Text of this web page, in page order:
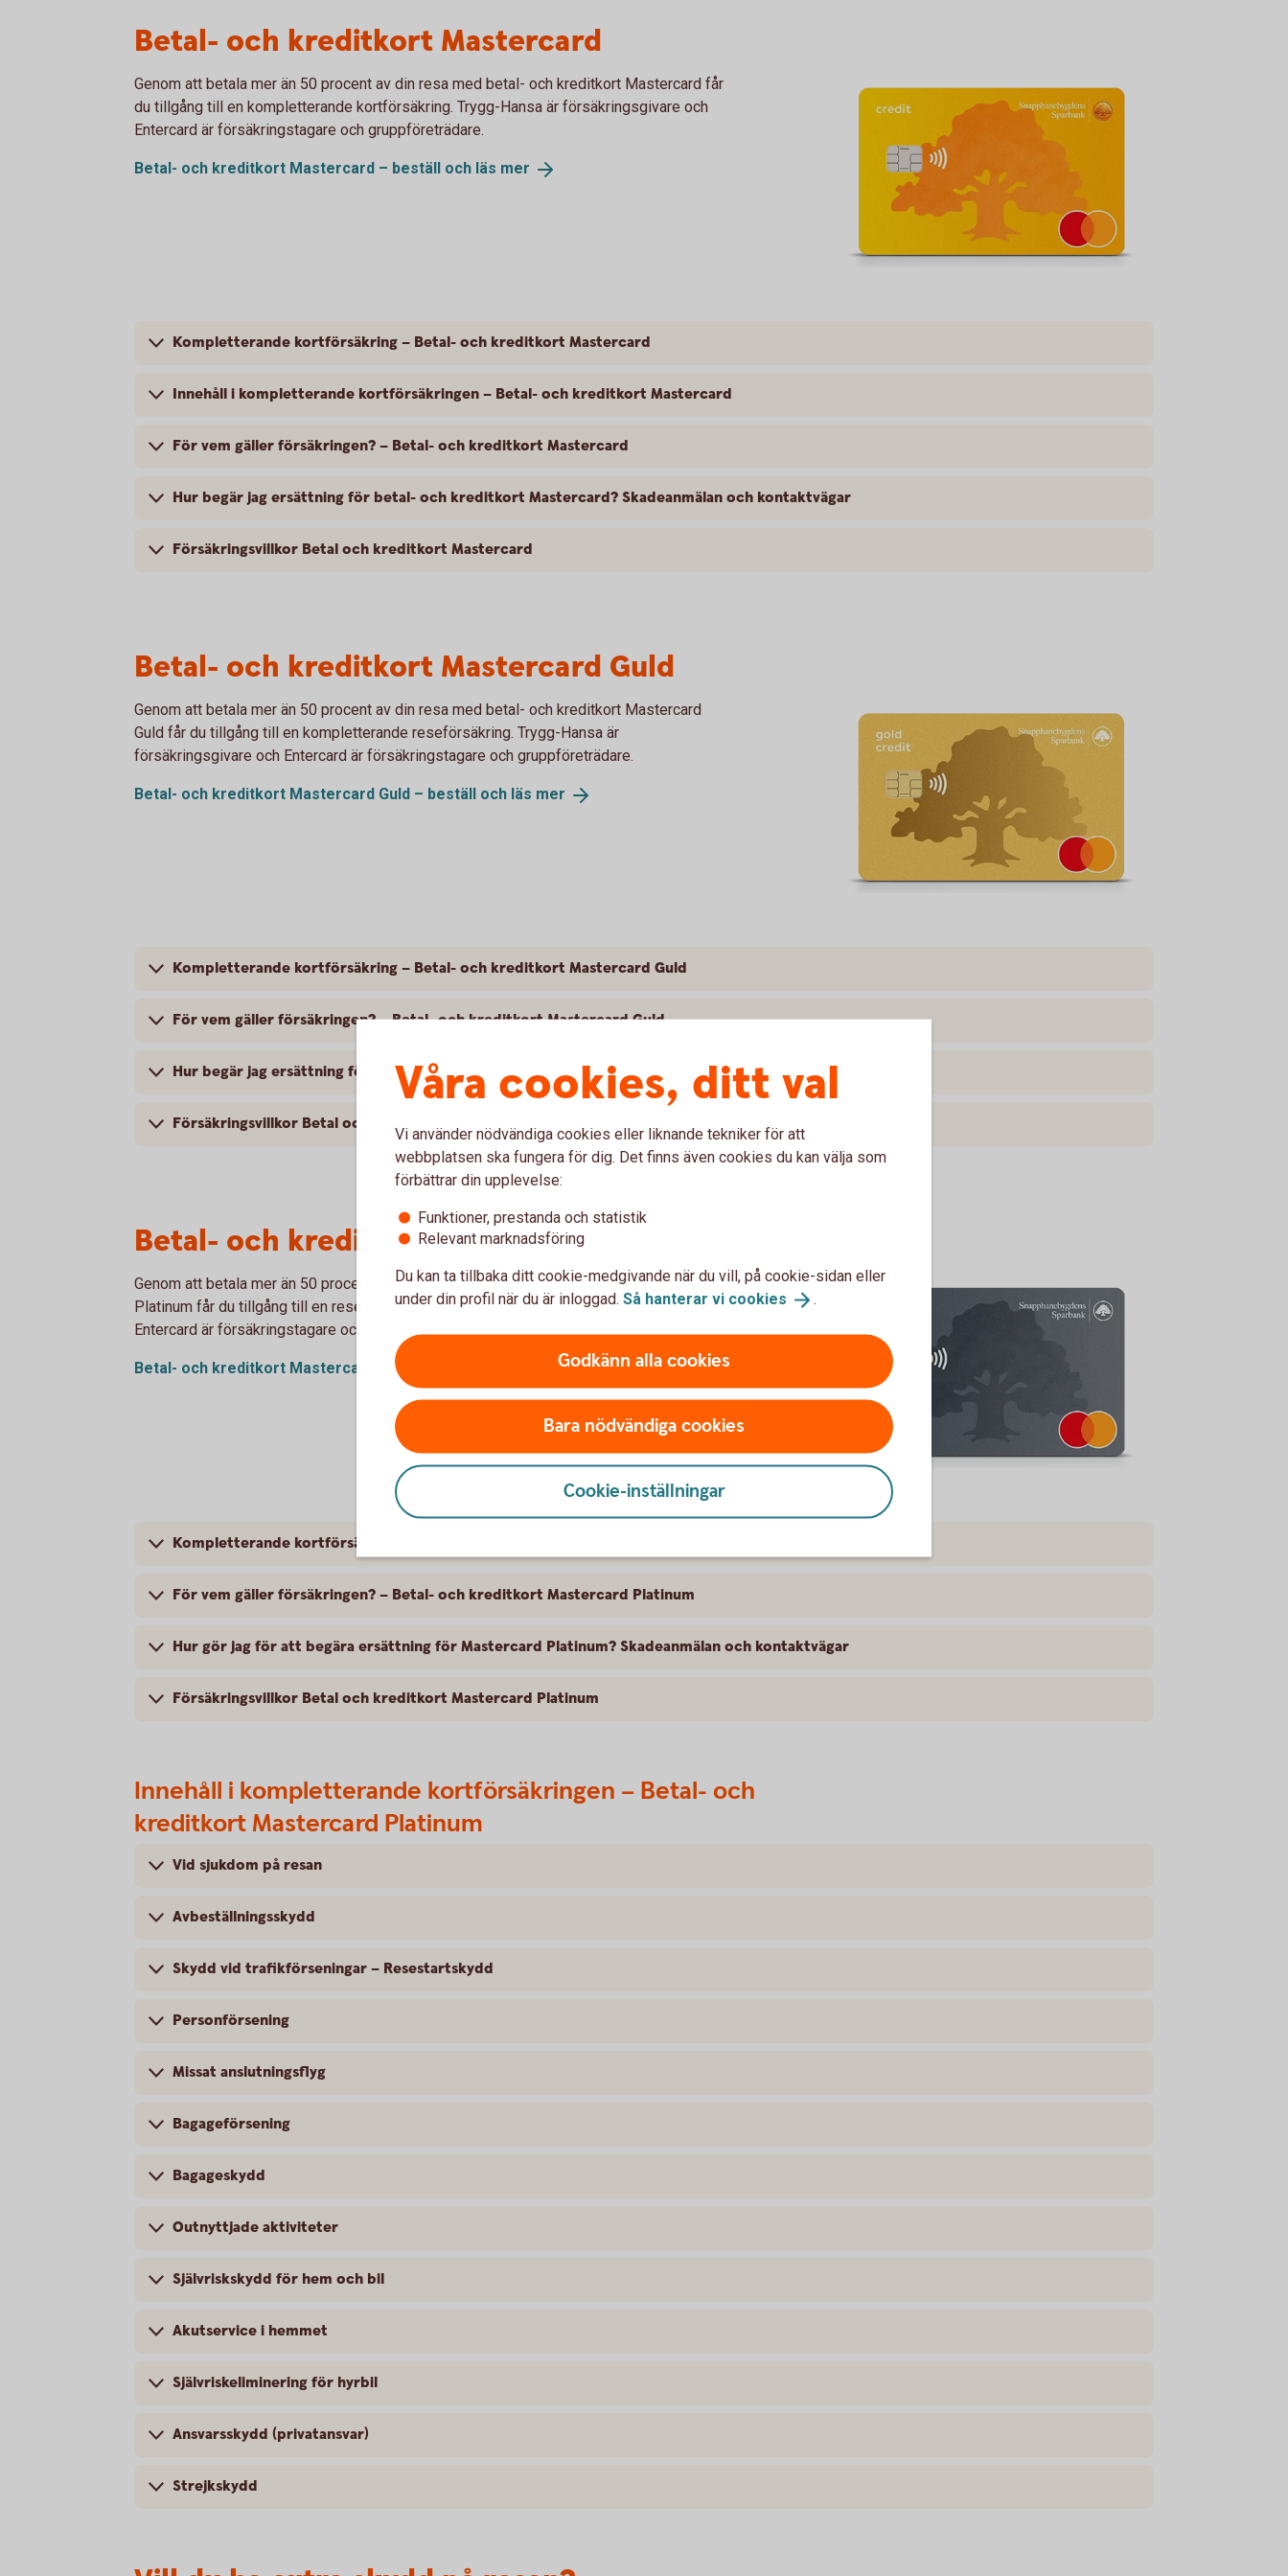
Betal- och kreditkort Mastercard
Genom att betala mer än 50 procent av din resa med betal- och kreditkort Mastercard får
du tillgång till en kompletterande kortförsäkring. Trygg-Hansa är försäkringsgivare och
Entercard är försäkringstagare och gruppföreträdare.
Betal- och kreditkort Mastercard – beställ och läs mer
Kompletterande kortförsäkring – Betal- och kreditkort Mastercard
Innehåll i kompletterande kortförsäkringen – Betal- och kreditkort Mastercard
För vem gäller försäkringen? – Betal- och kreditkort Mastercard
Hur begär jag ersättning för betal- och kreditkort Mastercard? Skadeanmälan och kontaktvägar
Försäkringsvillkor Betal och kreditkort Mastercard
Betal- och kreditkort Mastercard Guld
Genom att betala mer än 50 procent av din resa med betal- och kreditkort Mastercard
Guld får du tillgång till en kompletterande reseförsäkring. Trygg-Hansa är
försäkringsgivare och Entercard är försäkringstagare och gruppföreträdare.
Betal- och kreditkort Mastercard Guld – beställ och läs mer
Kompletterande kortförsäkring – Betal- och kreditkort Mastercard Guld
För vem gäller försäkringen? – Betal- och kreditkort Mastercard Guld
Hur begär jag ersättning för Mastercard Guld? Skadeanmälan och kontaktvägar
Försäkringsvillkor Betal och kreditkort Mastercard Guld
Betal- och kreditkort Mastercard Platinum
Genom att betala mer än 50 procent av din resa med betal- och kreditkort Mastercard
Platinum får du tillgång till en reseförsäkring. Trygg-Hansa är försäkringsgivare och
Entercard är försäkringstagare och gruppföreträdare.
Betal- och kreditkort Mastercard Platinum – beställ och läsmer
Kompletterande kortförsäkring – Betal- och kreditkort Mastercard Platinum
För vem gäller försäkringen? – Betal- och kreditkort Mastercard Platinum
Hur gör jag för att begära ersättning för Mastercard Platinum? Skadeanmälan och kontaktvägar
Försäkringsvillkor Betal och kreditkort Mastercard Platinum
Innehåll i kompletterande kortförsäkringen – Betal- och
kreditkort Mastercard Platinum
Vid sjukdom på resan
Avbeställningsskydd
Skydd vid trafikförseningar – Resestartskydd
Personförsening
Missat anslutningsflyg
Bagageförsening
Bagageskydd
Outnyttjade aktiviteter
Självriskskydd för hem och bil
Akutservice i hemmet
Självriskeliminering för hyrbil
Ansvarsskydd (privatansvar)
Strejkskydd
Våra cookies, ditt val
Vi använder nödvändiga cookies eller liknande tekniker för att
webbplatsen ska fungera för dig. Det finns även cookies du kan välja som
förbättrar din upplevelse:
Funktioner, prestanda och statistik
Relevant marknadsföring
Du kan ta tillbaka ditt cookie-medgivande när du vill, på cookie-sidan eller
under din profil när du är inloggad. Så hanterar vi cookies .
Godkänn alla cookies
Bara nödvändiga cookies
Cookie-inställningar